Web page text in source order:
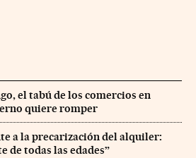
el tabú de los comercios en
quiere romper
a la precarización del alquiler:
de todas las edades”